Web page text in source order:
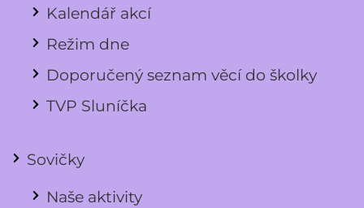
Kalendář akcí
Režim dne
Doporučený seznam věcí do školky
TVP Sluníčka
Sovičky
Naše aktivity